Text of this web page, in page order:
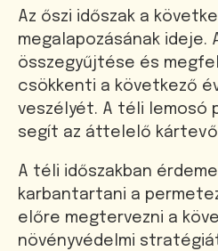
Az őszi időszak a
megalapozásának
összegyűjtése és
csökkenti a következő
veszélyét. A téli lemosó
segít az áttelelő
A téli időszakban
karbantartani a
előre megtervezni a
növényvédelmi